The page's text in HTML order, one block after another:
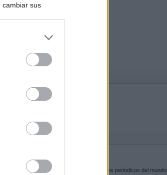
cambiar sus
Kiosko.net es la puerta de entrada a los periódicos del mundo.